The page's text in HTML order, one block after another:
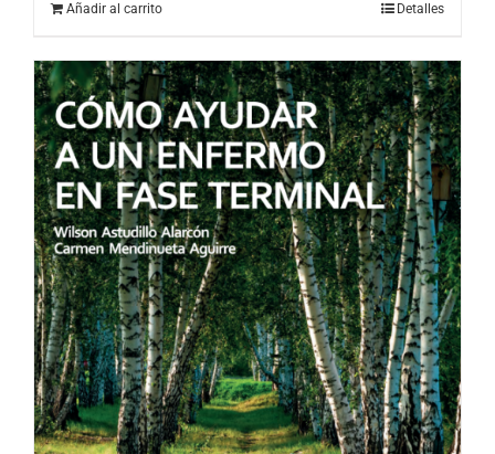
Añadir al carrito Detalles